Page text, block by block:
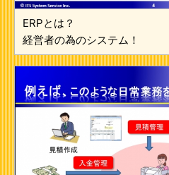
ERPとは？
経営者の為のシステム！